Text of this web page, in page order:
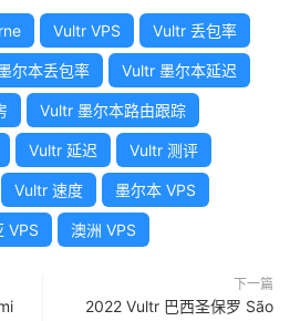
368.8 225.78 281.932
426.38 412.16
Vultr VPS Vultr 丢包率
尔本丢包率 Vultr 墨尔本延迟
Vultr 墨尔本路由跟踪
Vultr 延迟 Vultr 测评
Vultr 速度 墨尔本 VPS
VPS 澳洲 VPS
下一篇
2022 Vultr 巴西圣保罗 São